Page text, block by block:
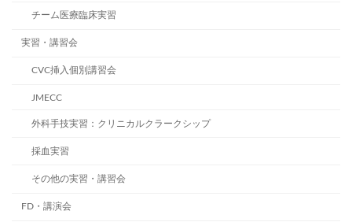
チーム医療臨床実習
実習・講習会
CVC挿入個別講習会
JMECC
外科手技実習：クリニカルクラークシップ
採血実習
その他の実習・講習会
FD・講演会